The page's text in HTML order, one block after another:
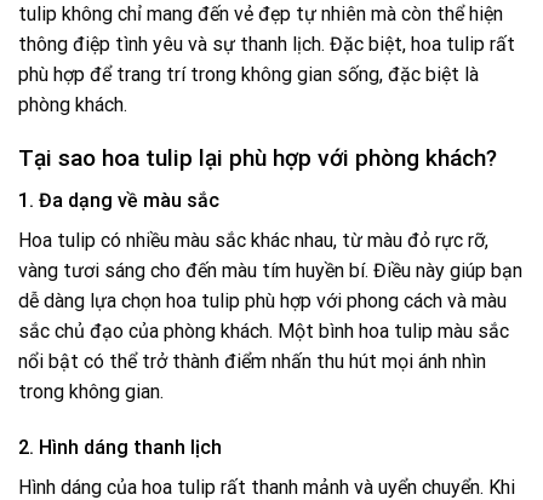
tulip không chỉ mang đến vẻ đẹp tự nhiên mà còn thể hiện
thông điệp tình yêu và sự thanh lịch. Đặc biệt, hoa tulip rất
phù hợp để trang trí trong không gian sống, đặc biệt là
phòng khách.
Tại sao hoa tulip lại phù hợp với phòng khách?
1. Đa dạng về màu sắc
Hoa tulip có nhiều màu sắc khác nhau, từ màu đỏ rực rỡ,
vàng tươi sáng cho đến màu tím huyền bí. Điều này giúp bạn
dễ dàng lựa chọn hoa tulip phù hợp với phong cách và màu
sắc chủ đạo của phòng khách. Một bình hoa tulip màu sắc
nổi bật có thể trở thành điểm nhấn thu hút mọi ánh nhìn
trong không gian.
2. Hình dáng thanh lịch
Hình dáng của hoa tulip rất thanh mảnh và uyển chuyển. Khi